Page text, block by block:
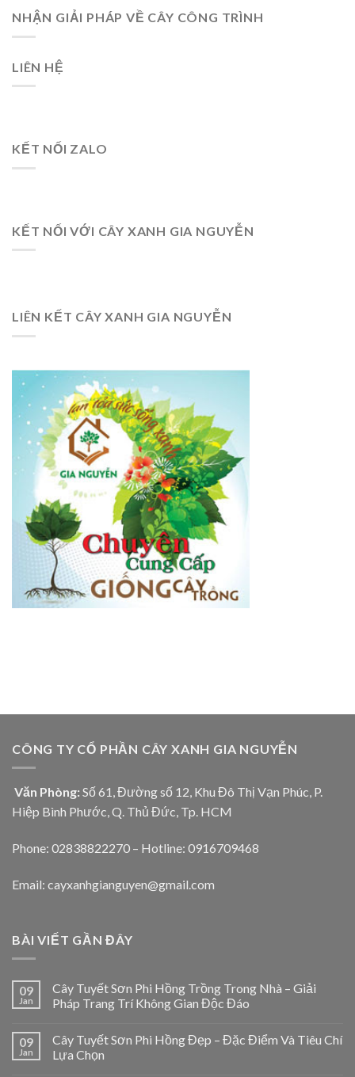
NHẬN GIẢI PHÁP VỀ CÂY CÔNG TRÌNH
LIÊN HỆ
KẾT NỐI ZALO
KẾT NỐI VỚI CÂY XANH GIA NGUYỄN
LIÊN KẾT CÂY XANH GIA NGUYỄN
CÔNG TY CỔ PHẦN CÂY XANH GIA NGUYỄN
Văn Phòng: Số 61, Đường số 12, Khu Đô Thị Vạn Phúc, P.
Hiệp Bình Phước, Q. Thủ Đức, Tp. HCM
Phone: 02838822270 – Hotline: 0916709468
Email: cayxanhgianguyen@gmail.com
BÀI VIẾT GẦN ĐÂY
09
Jan
Cây Tuyết Sơn Phi Hồng Trồng Trong Nhà – Giải
Pháp Trang Trí Không Gian Độc Đáo
09
Jan
Cây Tuyết Sơn Phi Hồng Đẹp – Đặc Điểm Và Tiêu Chí
Lựa Chọn